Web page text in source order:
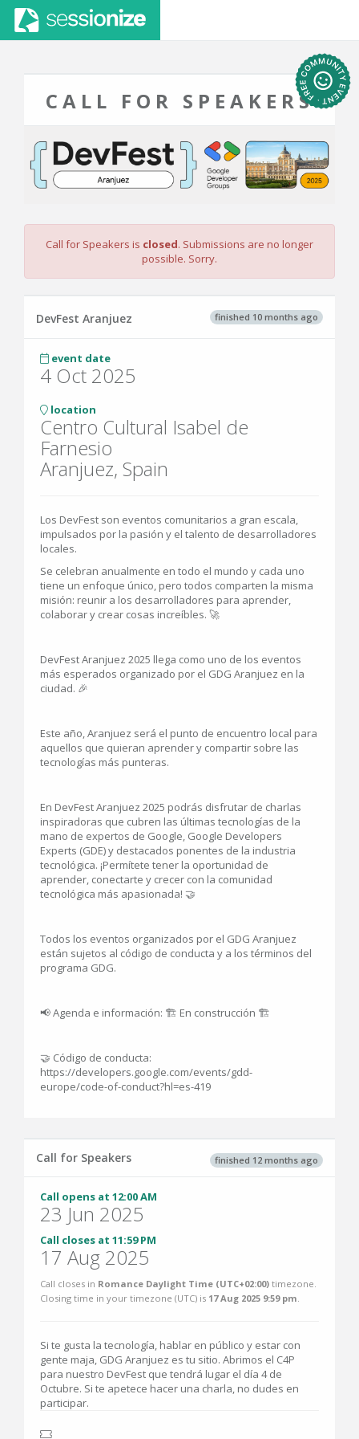
CALL FOR SPEAKERS
Call for Speakers is closed. Submissions are no longer
possible. Sorry.
finished 10 months ago
DevFest Aranjuez
event date
4 Oct 2025
location
Centro Cultural Isabel de
Farnesio
Aranjuez, Spain
Los DevFest son eventos comunitarios a gran escala,
impulsados por la pasión y el talento de desarrolladores
locales.
Se celebran anualmente en todo el mundo y cada uno
tiene un enfoque único, pero todos comparten la misma
misión: reunir a los desarrolladores para aprender,
colaborar y crear cosas increíbles. 🚀
DevFest Aranjuez 2025 llega como uno de los eventos
más esperados organizado por el GDG Aranjuez en la
ciudad. 🎉
Este año, Aranjuez será el punto de encuentro local para
aquellos que quieran aprender y compartir sobre las
tecnologías más punteras.
En DevFest Aranjuez 2025 podrás disfrutar de charlas
inspiradoras que cubren las últimas tecnologías de la
mano de expertos de Google, Google Developers
Experts (GDE) y destacados ponentes de la industria
tecnológica. ¡Permítete tener la oportunidad de
aprender, conectarte y crecer con la comunidad
tecnológica más apasionada! 🤝
Todos los eventos organizados por el GDG Aranjuez
están sujetos al código de conducta y a los términos del
programa GDG.
📢 Agenda e información: 🏗️ En construcción 🏗️
🤝 Código de conducta:
https://developers.google.com/events/gdd-
europe/code-of-conduct?hl=es-419
finished 12 months ago
Call for Speakers
Call opens at 12:00 AM
23 Jun 2025
Call closes at 11:59 PM
17 Aug 2025
Call closes in Romance Daylight Time (UTC+02:00) timezone.
Closing time in your timezone (UTC) is 17 Aug 2025 9:59 pm.
Si te gusta la tecnología, hablar en público y estar con
gente maja, GDG Aranjuez es tu sitio. Abrimos el C4P
para nuestro DevFest que tendrá lugar el día 4 de
Octubre. Si te apetece hacer una charla, no dudes en
participar.